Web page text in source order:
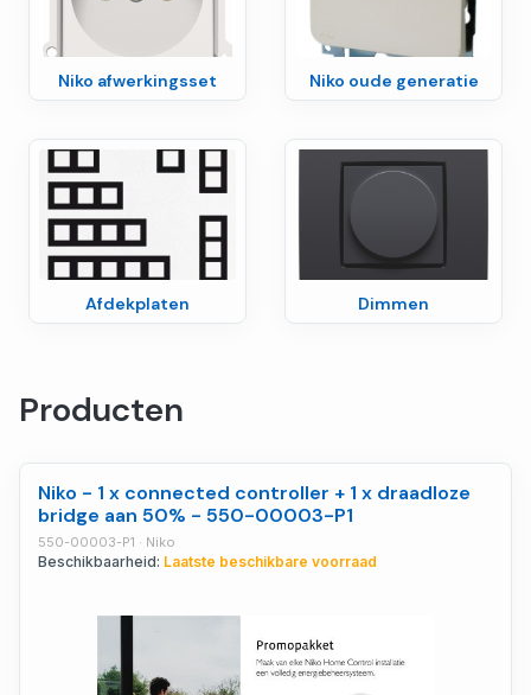
Niko afwerkingsset Niko oude generatie
Afdekplaten Dimmen
Producten
Niko - 1 x connected controller + 1 x draadloze
bridge aan 50% - 550-00003-P1
550-00003-P1 · Niko
Beschikbaarheid: Laatste beschikbare voorraad